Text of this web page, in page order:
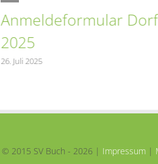
Anmeldeformular
2025
26. Juli 2025
© 2015 SV Buch - 2026 | Impressum |